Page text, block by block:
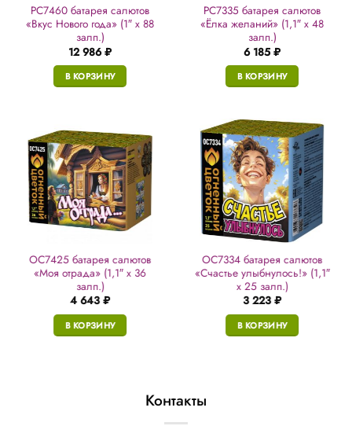
РС7460 батарея салютов
«Вкус Нового года» (1″ х 88
залп.)
12 986₽
В КОРЗИНУ
РС7335 батарея салютов
«Ёлка желаний» (1,1″ х 48
залп.)
6 185 ₽
В КОРЗИНУ
ОС7425 батарея салютов
«Моя отрада» (1,1″ х 36
залп.)
4 643₽
В КОРЗИНУ
ОС7334 батарея салютов
«Счастье улыбнулось!» (1,1″
х 25 залп.)
3 223₽
В КОРЗИНУ
Контакты